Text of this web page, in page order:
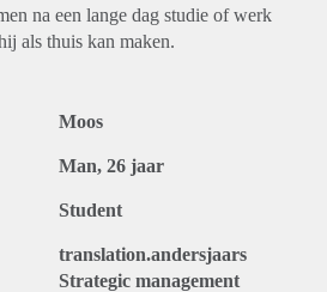
na een lange dag studie of werk
als thuis kan maken.
Moos
Man, 26 jaar
Student
translation.andersjaars
Strategic management